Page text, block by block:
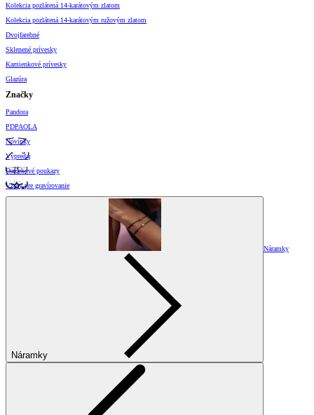
Kolekcia pozlátená 14-karátovým zlatom
Kolekcia pozlátená 14-karátovým ružovým zlatom
Dvojfarebné
Sklenené prívesky
Kamienkové prívesky
Glazúra
Značky
Pandora
PDPAOLA
Novinky
Výpredaj
Darčekové poukazy
Vzory pre gravírovanie
Náramky
Náramky